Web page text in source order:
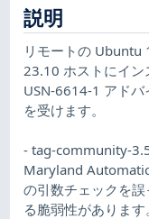
説明
リモートの Ubuntu
23.10 ホストにイン
USN-6614-1 アド
を受けます。
- tag-community-
Maryland
の引数チェックを
る脆弱性がありま